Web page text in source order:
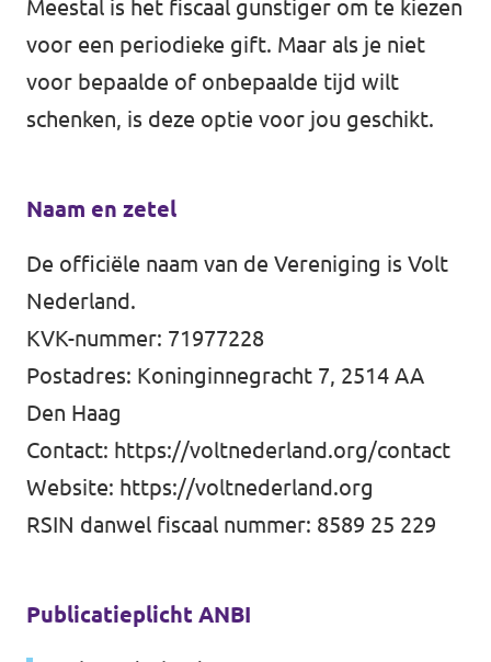
Meestal is het fiscaal gunstiger om te kiezen
voor een periodieke gift. Maar als je niet
voor bepaalde of onbepaalde tijd wilt
schenken, is deze optie voor jou geschikt.
Naam en zetel
De officiële naam van de Vereniging is Volt
Nederland.
KVK-nummer: 71977228
Postadres: Koninginnegracht 7, 2514 AA
Den Haag
Contact: https://voltnederland.org/contact
Website: https://voltnederland.org
RSIN danwel fiscaal nummer: 8589 25 229
Publicatieplicht ANBI